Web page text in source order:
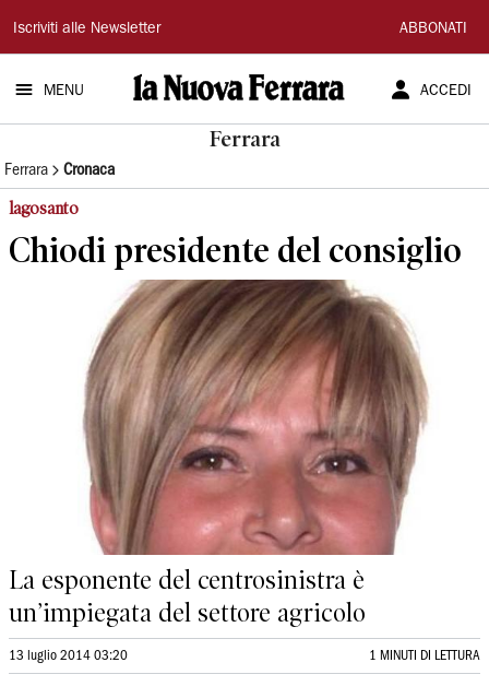
La
Nuova
Ferrara
Iscriviti alle Newsletter ABBONATI
MENU ACCEDI
Ferrara
Ferrara Cronaca
lagosanto
Chiodi presidente del consiglio
La esponente del centrosinistra è
un’impiegata del settore agricolo
13 luglio 2014 03:20 1 MINUTI DI LETTURA